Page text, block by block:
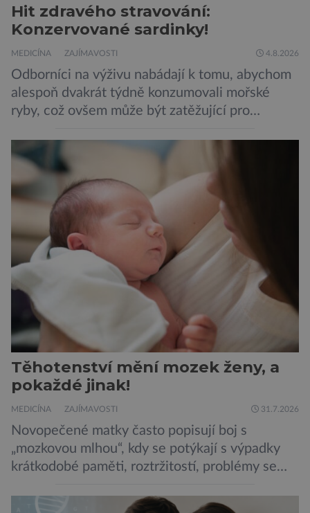
Hit zdravého stravování:
Konzervované sardinky!
MEDICÍNA ZAJÍMAVOSTI 4.8.2026
Odborníci na výživu nabádají k tomu, abychom
alespoň dvakrát týdně konzumovali mořské
ryby, což ovšem může být zatěžující pro
doporučení se nyní staly konzervované
sardinky, které si může dovolit opravdu každý
„Místo toho, aby poskytovaly izolované
mononutrienty, jsou rybí konzervy kompletní
potravinou,“ říká nutriční specialista Colin
Robertson a zdůrazňuje […]
Těhotenství mění mozek ženy, a
pokaždé jinak!
MEDICÍNA ZAJÍMAVOSTI 31.7.2026
Novopečené matky často popisují boj s
„mozkovou mlhou“, kdy se potýkají s výpadky
krátkodobé paměti, roztržitostí, problémy se
obtíže byly dlouhou dobu připisovány